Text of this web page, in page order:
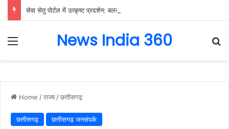
Menu News India 360
Home /राज्य /छत्तीसगढ़
छत्तीसगढ़ छत्तीसगढ़ जनसंपर्क